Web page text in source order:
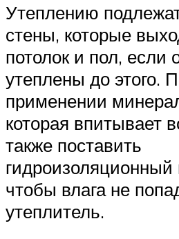
Утеплению
стены, которые
потолок и пол, если
утеплены до этого.
применении
которая впитывает
также поставить
гидроизоляционный
чтобы влага не
утеплитель.